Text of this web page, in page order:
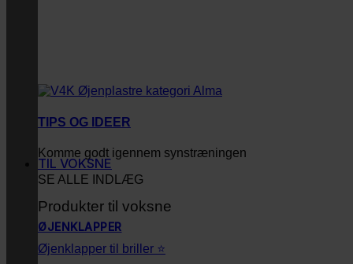
TIPS OG IDEER
Komme godt igennem synstræningen
SE ALLE INDLÆG
TIL VOKSNE
Produkter til voksne
ØJENKLAPPER
Øjenklapper til briller ⭐